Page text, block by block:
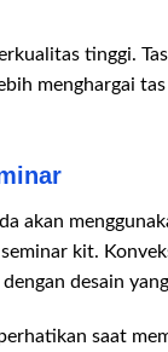
tinggi.
menghargai
akan
kit.
desain
saat